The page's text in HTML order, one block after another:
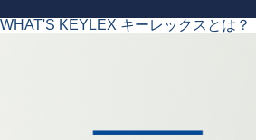
WHAT'S KEYLEX キーレックスとは？